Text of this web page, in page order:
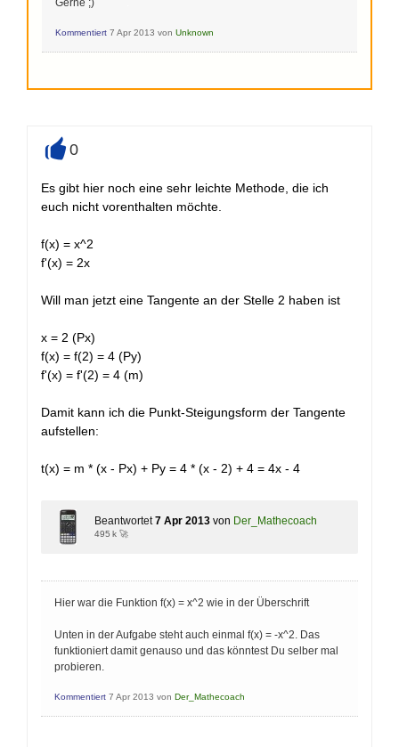
Kommentiert 7 Apr 2013 von Unknown
0
Es gibt hier noch eine sehr leichte Methode, die ich
euch nicht vorenthalten möchte.
f(x) = x^2
f'(x) = 2x
Will man jetzt eine Tangente an der Stelle 2 haben ist
x = 2 (Px)
f(x) = f(2) = 4 (Py)
f'(x) = f'(2) = 4 (m)
Damit kann ich die Punkt-Steigungsform der Tangente
aufstellen:
t(x) = m * (x - Px) + Py = 4 * (x - 2) + 4 = 4x - 4
Beantwortet 7 Apr 2013 von Der_Mathecoach
495 k 🚀
Hier war die Funktion f(x) = x^2 wie in der Überschrift
Unten in der Aufgabe steht auch einmal f(x) = -x^2. Das
funktioniert damit genauso und das könntest Du selber mal
probieren.
Kommentiert 7 Apr 2013 von Der_Mathecoach